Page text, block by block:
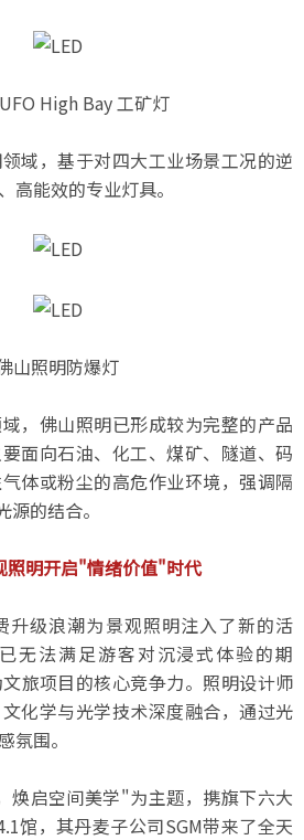
High Bay 工矿灯
域，基于对四大工业场景工况的逆
高能效的专业灯具。
山照明防爆灯
，佛山照明已形成较为完整的产品
面向石油、化工、煤矿、隧道、码
体或粉尘的高危作业环境，强调隔
的结合。
照明开启"情绪价值"时代
升级浪潮为景观照明注入了新的活
无法满足游客对沉浸式体验的期
旅项目的核心竞争力。照明设计师
化学与光学技术深度融合，通过光
氛围。
焕启空间美学"为主题，携旗下六大
馆，其丹麦子公司SGM带来了全天